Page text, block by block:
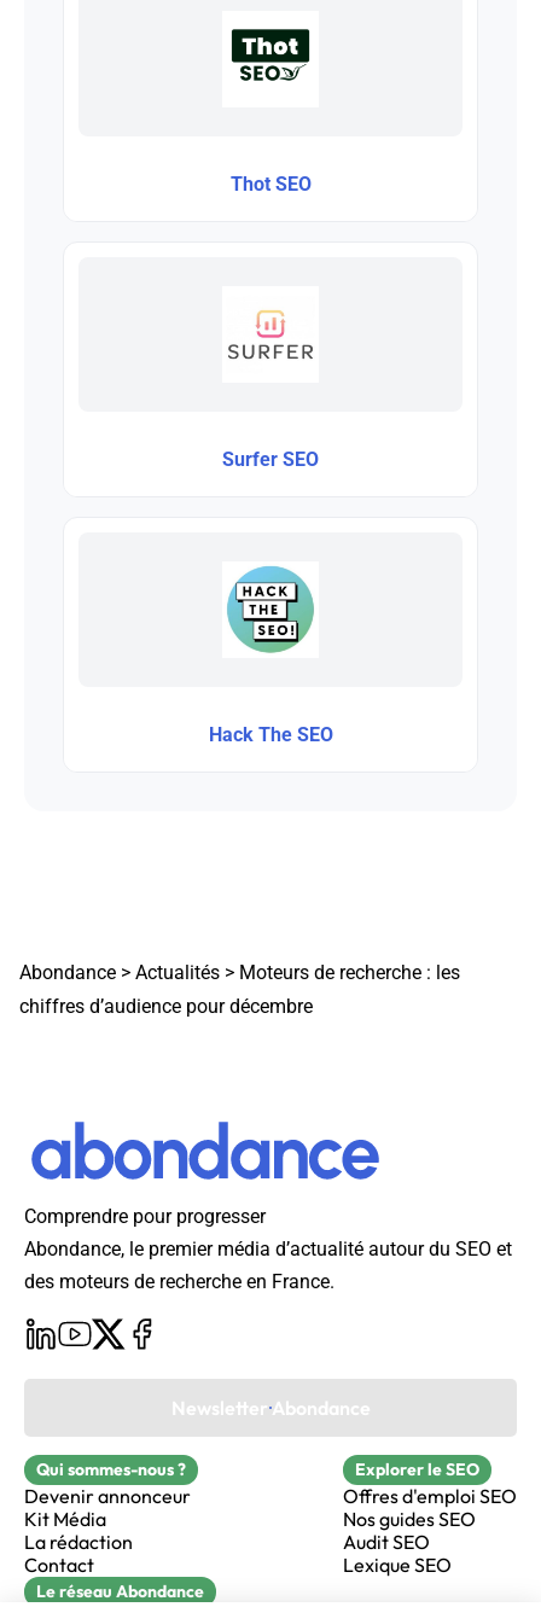
Thot SEO
Surfer SEO
Hack The SEO
Abondance > Actualités > Moteurs de recherche : les
chiffres d’audience pour décembre
Comprendre pour progresser
Abondance, le premier média d’actualité autour du SEO et
des moteurs de recherche en France.
Newsletter Abondance
Qui sommes-nous ?
Devenir annonceur
Kit Média
La rédaction
Contact
Explorer le SEO
Offres d'emploi SEO
Nos guides SEO
Audit SEO
Lexique SEO
Le réseau Abondance